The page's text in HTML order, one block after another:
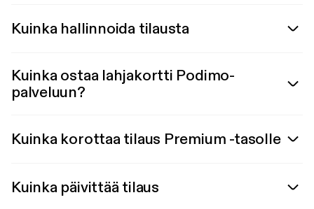
Kuinka hallinnoida tilausta
Kuinka ostaa lahjakortti Podimo-
palveluun?
Kuinka korottaa tilaus Premium -tasolle
Kuinka päivittää tilaus